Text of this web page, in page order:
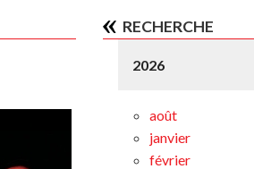
GUIDE DU SUR-
LES COLLECTIONS
RECHERCHE
2026
août
janvier
février